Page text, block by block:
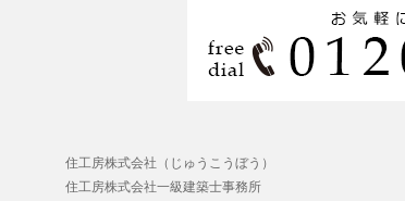
住工房株式会社（じゅうこうぼう）
住工房株式会社一級建築士事務所